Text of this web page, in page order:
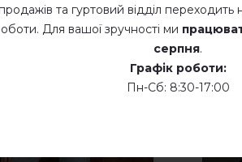
продажів та гуртовий відділ переходить
Для вашої зручності ми
серпня.
Графік роботи:
Пн-Сб: 8:30-17:00